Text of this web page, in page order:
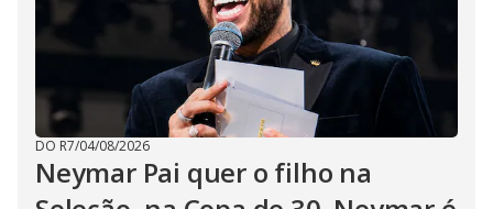
DO R7/04/08/2026
Neymar Pai quer o filho na